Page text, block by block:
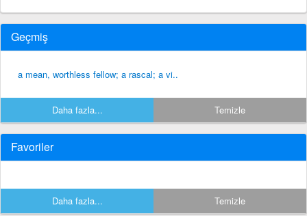
Geçmiş
a mean, worthless fellow; a rascal; a vi..
Daha fazla... Temizle
Favoriler
Daha fazla... Temizle